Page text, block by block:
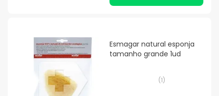
Esmagar natural esponja
tamanho grande 1ud
(1)